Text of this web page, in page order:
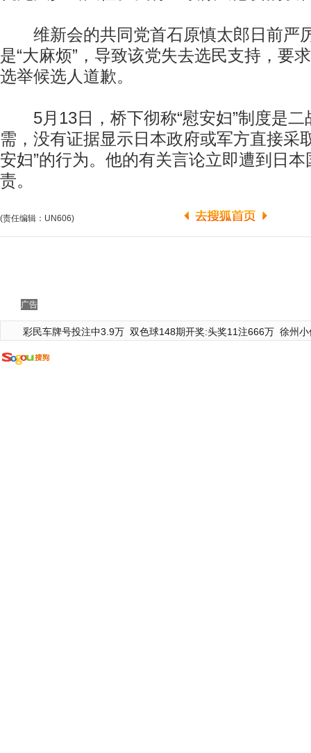
维新会的共同党首石原慎太郎日前严
是“大麻烦”，导致该党失去选民支持，要
选举候选人道歉。
5月13日，桥下彻称“慰安妇”制度是二
需，没有证据显示日本政府或军方直接采
安妇”的行为。他的有关言论立即遭到日
责。
(责任编辑：UN606)
广告
彩民车牌号投注中3.9万 双色球148期开奖:头奖11注666万 徐州